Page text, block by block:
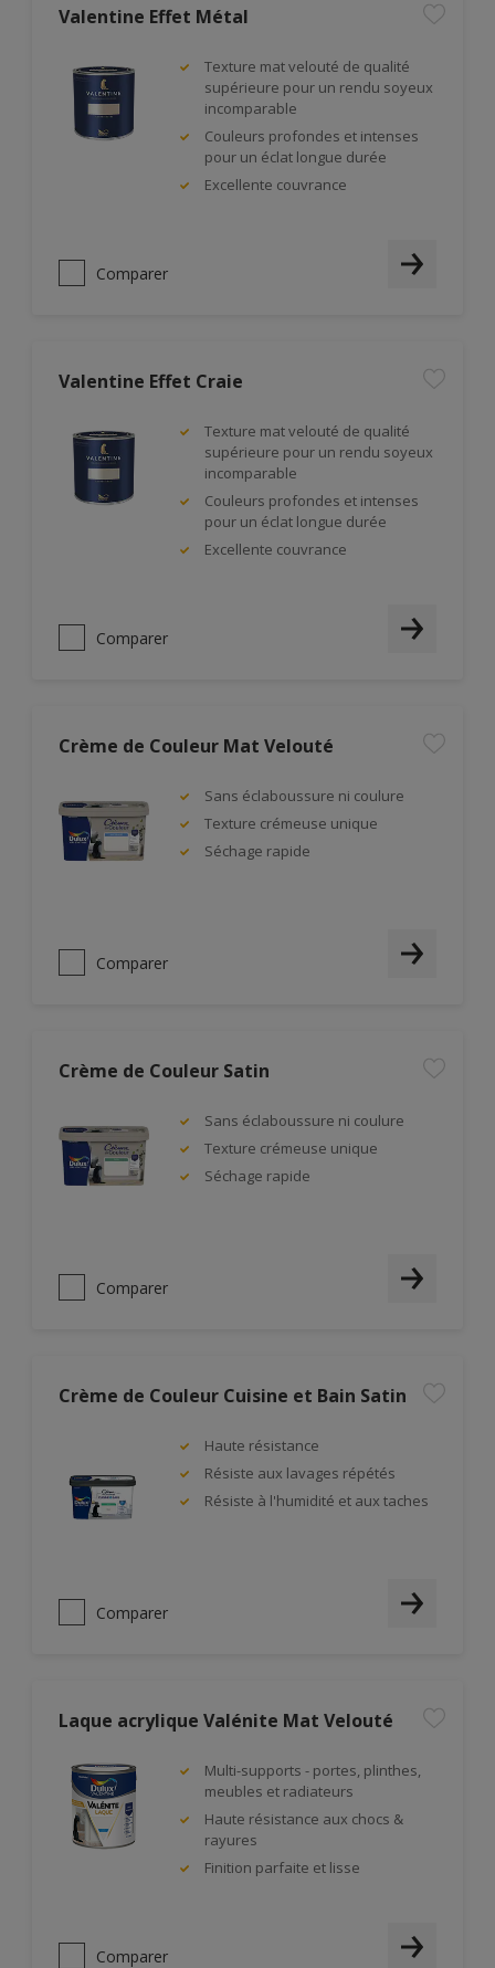
Valentine Effet Métal
Texture mat velouté de qualité
supérieure pour un rendu soyeux
incomparable
Couleurs profondes et intenses
pour un éclat longue durée
Excellente couvrance
Comparer
Valentine Effet Craie
Texture mat velouté de qualité
supérieure pour un rendu soyeux
incomparable
Couleurs profondes et intenses
pour un éclat longue durée
Excellente couvrance
Comparer
Crème de Couleur Mat Velouté
Sans éclaboussure ni coulure
Texture crémeuse unique
Séchage rapide
Comparer
Crème de Couleur Satin
Sans éclaboussure ni coulure
Texture crémeuse unique
Séchage rapide
Comparer
Crème de Couleur Cuisine et Bain Satin
Haute résistance
Résiste aux lavages répétés
Résiste à l'humidité et aux taches
Comparer
Laque acrylique Valénite Mat Velouté
Multi-supports - portes, plinthes,
meubles et radiateurs
Haute résistance aux chocs &
rayures
Finition parfaite et lisse
Comparer